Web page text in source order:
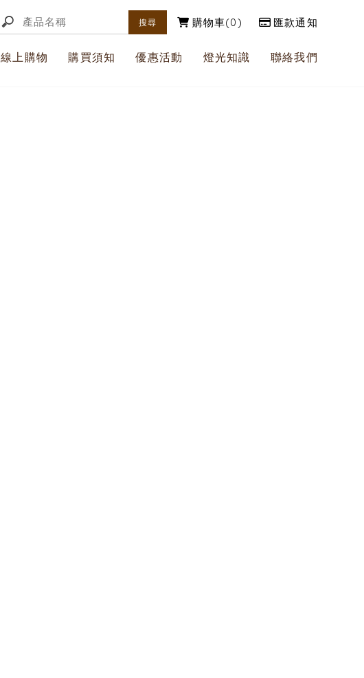
購物車 0 匯款通知
線上購物 購買須知 優惠活動 燈光知識 聯絡我們